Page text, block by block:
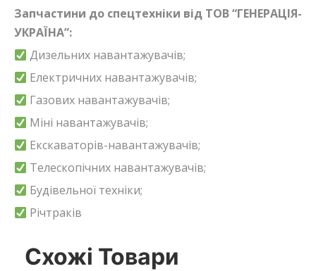
Запчастини до спецтехніки від ТОВ “ГЕНЕРАЦІЯ-
УКРАЇНА”:
Дизельних навантажувачів;
Електричних навантажувачів;
Газових навантажувачів;
Міні навантажувачів;
Екскаваторів-навантажувачів;
Телескопічних навантажувачів;
Будівельної техніки;
Річтраків
Схожі Товари